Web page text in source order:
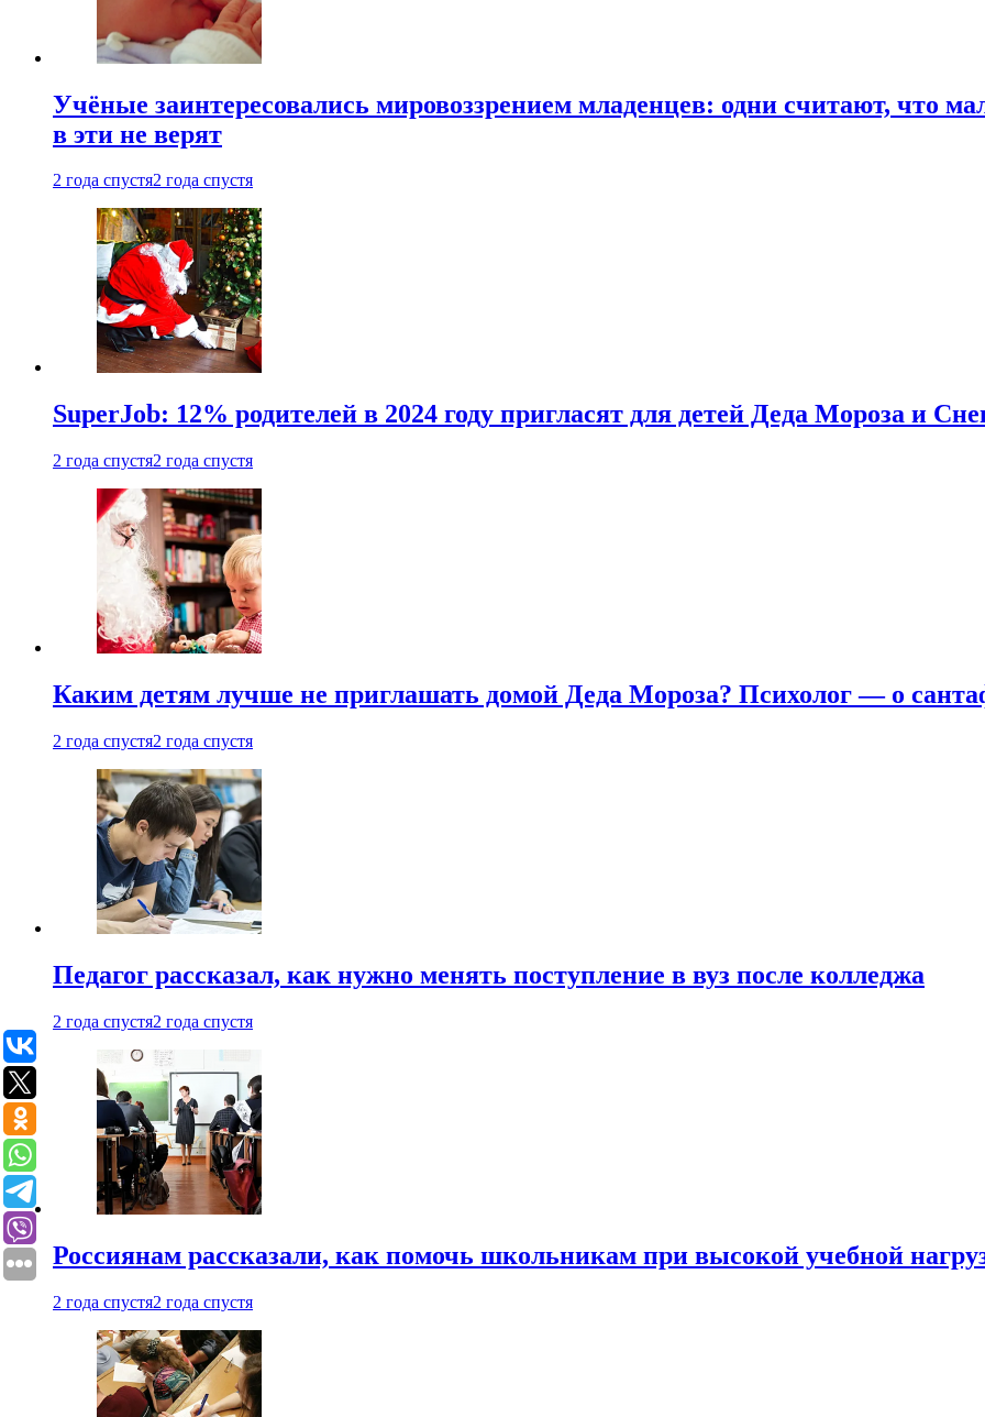
Учёные заинтересовались мировоззрением младенцев: одни считают, что
в эти не верят
2 года спустя2 года спустя
SuperJob: 12% родителей в 2024 году пригласят для детей Деда Мороза и
2 года спустя2 года спустя
Каким детям лучше не приглашать домой Деда Мороза? Психолог — о
2 года спустя2 года спустя
Педагог рассказал, как нужно менять поступление в вуз после колледжа
2 года спустя2 года спустя
Россиянам рассказали, как помочь школьникам при высокой учебной
2 года спустя2 года спустя